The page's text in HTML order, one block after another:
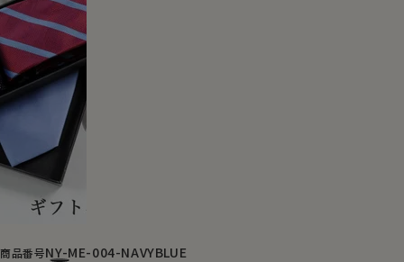
商品番号NY-ME-004-NAVYBLUE